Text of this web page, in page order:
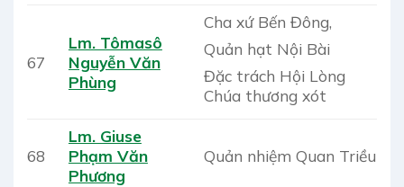
67
Lm. Tômasô
Nguyễn Văn
Phùng
Cha xứ Bến Đông,
Quản hạt Nội Bài
Đặc trách Hội Lòng
Chúa thương xót
68
Lm. Giuse
Phạm Văn
Phương
Quản nhiệm Quan Triều